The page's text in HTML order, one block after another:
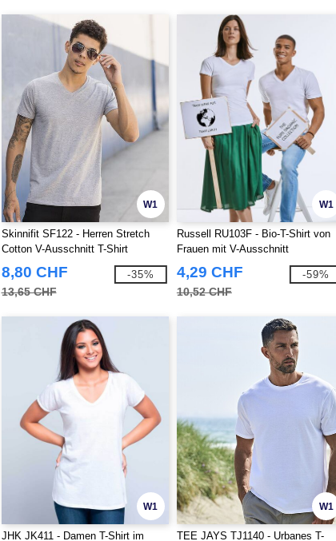
W1
Skinnifit SF122 - Herren Stretch
Cotton V-Ausschnitt T-Shirt
8,80 CHF
13,65 CHF
-35%
W1
Russell RU103F - Bio-T-Shirt von
Frauen mit V-Ausschnitt
4,29 CHF
10,52 CHF
-59%
W1
JHK JK411 - Damen T-Shirt im
W1
TEE JAYS TJ1140 - Urbanes T-